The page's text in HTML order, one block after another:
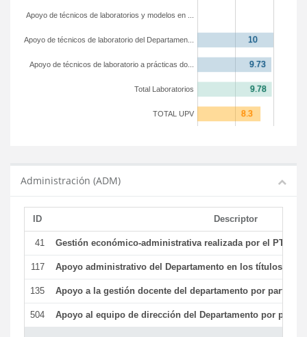
TOTAL UPV
Total Laboratorios
Apoyo de técnicos de laboratorio a prácticas do...
Apoyo de técnicos de laboratorio del Departamen...
Apoyo de técnicos de laboratorios y modelos en ...
Administración (ADM)
ID Descriptor
41 Gestión económico-administrativa realizada por el PTGAS
117 Apoyo administrativo del Departamento en los títulos de
135 Apoyo a la gestión docente del departamento por parte
504 Apoyo al equipo de dirección del Departamento por parte